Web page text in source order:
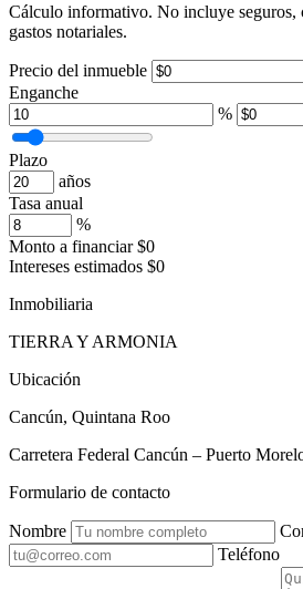
Cálculo informativo. No incluye seguros,
gastos notariales.
Precio del inmueble
Enganche
%
Plazo
años
Tasa anual
%
Monto a financiar $0
Intereses estimados $0
Inmobiliaria
TIERRA Y ARMONIA
Ubicación
Cancún, Quintana Roo
Carretera Federal Cancún – Puerto
Formulario de contacto
Nombre
Teléfono